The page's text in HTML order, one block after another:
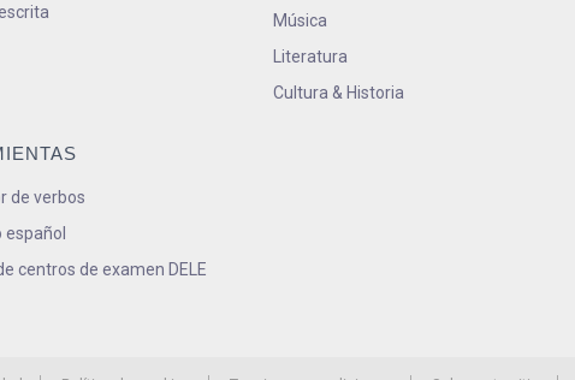
de verbos
español
centros de examen DELE
Música
Literatura
Cultura & Historia